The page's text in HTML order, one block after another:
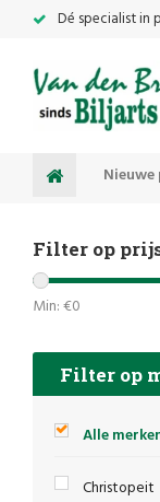
Dé specialist in
Filter op
Min: €0
Filter op
Alle
Christopeit